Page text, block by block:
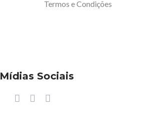
Termos e Condições
Mídias Sociais